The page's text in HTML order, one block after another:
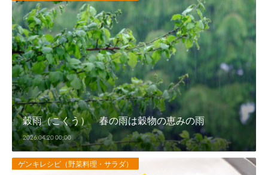
穀雨（こくう） 春の雨は穀物の恵みの雨
2026.04.20 00:00
ゲンキレシピ（野菜料理・サラダ）